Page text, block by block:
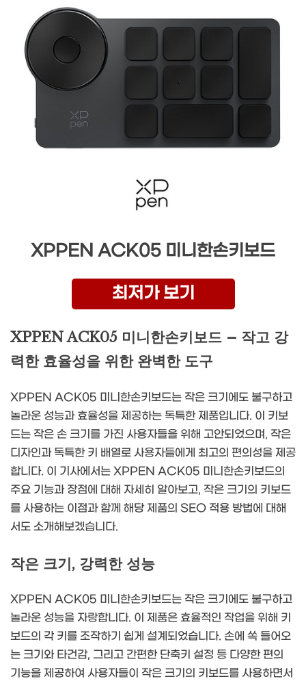
XPPEN ACK05 미니한손키보드
최저가 보기
XPPEN ACK05 미니한손키보드 – 작고 강
력한 효율성을 위한 완벽한 도구
XPPEN ACK05 미니한손키보드는 작은 크기에도 불구하고
놀라운 성능과 효율성을 제공하는 독특한 제품입니다. 이 키보
드는 작은 손 크기를 가진 사용자들을 위해 고안되었으며, 작은
디자인과 독특한 키 배열로 사용자들에게 최고의 편의성을 제공
합니다. 이 기사에서는 XPPEN ACK05 미니한손키보드의
주요 기능과 장점에 대해 자세히 알아보고, 작은 크기의 키보드
를 사용하는 이점과 함께 해당 제품의 SEO 적용 방법에 대해
서도 소개해보겠습니다.
작은 크기, 강력한 성능
XPPEN ACK05 미니한손키보드는 작은 크기에도 불구하고
놀라운 성능을 자랑합니다. 이 제품은 효율적인 작업을 위해 키
보드의 각 키를 조작하기 쉽게 설계되었습니다. 손에 쏙 들어오
는 크기와 타건감, 그리고 간편한 단축키 설정 등 다양한 편의
기능을 제공하여 사용자들이 작은 크기의 키보드를 사용하면서